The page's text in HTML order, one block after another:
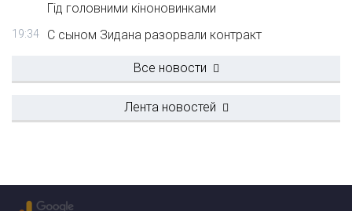
Гід головними кіноновинками
19:34 С сыном Зидана разорвали контракт
Все новости
Лента новостей